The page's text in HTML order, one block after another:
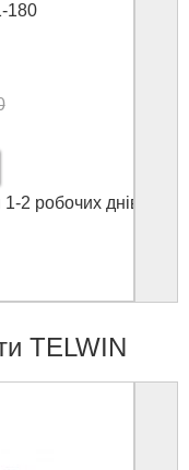
180
2 робочих днів
TELWIN